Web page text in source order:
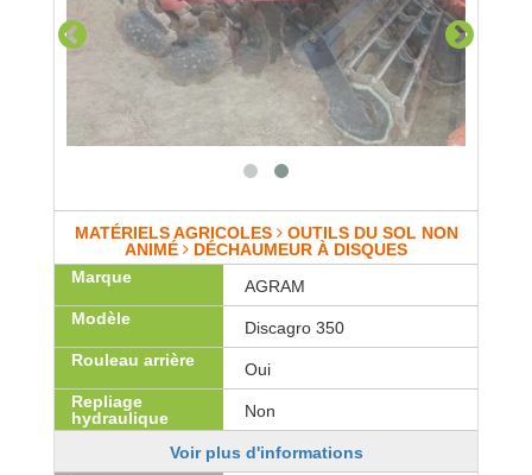
MATÉRIELS AGRICOLES OUTILS DU SOL NON
ANIMÉ
DÉCHAUMEUR À DISQUES
Marque
AGRAM
Modèle
Discagro 350
Rouleau arrière
Oui
Repliage
hydraulique
Non
Voir plus d'informations